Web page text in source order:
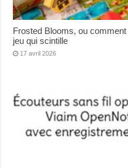
Frosted Blooms, ou
jeu qui scintille
17 avril 2026